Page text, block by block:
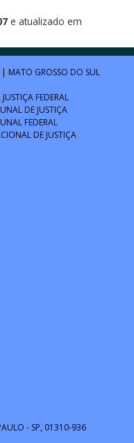
e atualizado em
| MATO GROSSO DO SUL
FEDERAL
DE JUSTIÇA
FEDERAL
DE JUSTIÇA
- SP, 01310-936